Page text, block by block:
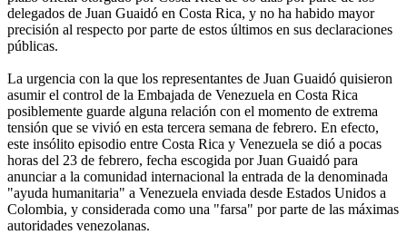
delegados de Juan Guaidó en Costa Rica, y no ha habido mayor
precisión al respecto por parte de estos últimos en sus declaraciones
públicas.
La urgencia con la que los representantes de Juan Guaidó quisieron
asumir el control de la Embajada de Venezuela en Costa Rica
posiblemente guarde alguna relación con el momento de extrema
tensión que se vivió en esta tercera semana de febrero. En efecto,
este insólito episodio entre Costa Rica y Venezuela se dió a pocas
horas del 23 de febrero, fecha escogida por Juan Guaidó para
anunciar a la comunidad internacional la entrada de la denominada
"ayuda humanitaria" a Venezuela enviada desde Estados Unidos a
Colombia, y considerada como una "farsa" por parte de las máximas
autoridades venezolanas.